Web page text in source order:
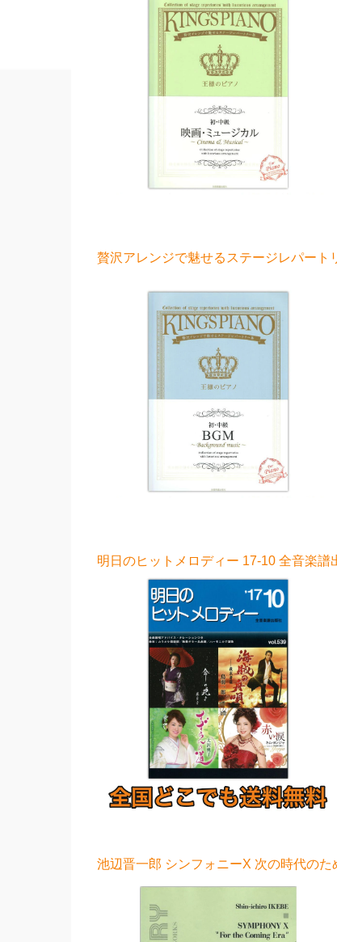
贅沢アレンジで魅せるステージレパー
明日のヒットメロディー 17-10 全音楽
池辺晋一郎 シンフォニーX 次の時代の